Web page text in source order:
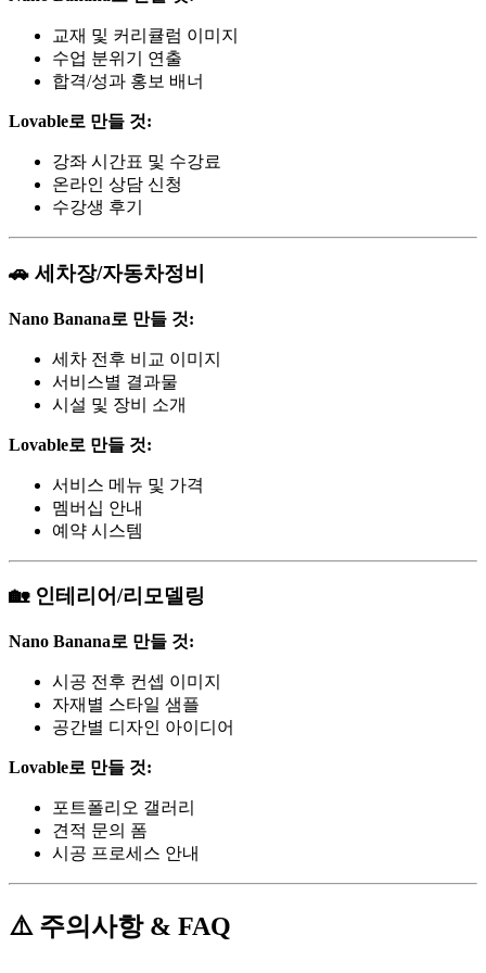
교재 및 커리큘럼 이미지
수업 분위기 연출
합격/성과 홍보 배너
Lovable로 만들 것:
강좌 시간표 및 수강료
온라인 상담 신청
수강생 후기
🚗 세차장/자동차정비
Nano Banana로 만들 것:
세차 전후 비교 이미지
서비스별 결과물
시설 및 장비 소개
Lovable로 만들 것:
서비스 메뉴 및 가격
멤버십 안내
예약 시스템
🏡 인테리어/리모델링
Nano Banana로 만들 것:
시공 전후 컨셉 이미지
자재별 스타일 샘플
공간별 디자인 아이디어
Lovable로 만들 것:
포트폴리오 갤러리
견적 문의 폼
시공 프로세스 안내
⚠️ 주의사항 & FAQ